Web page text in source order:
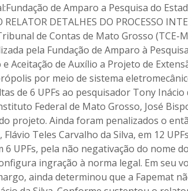
de Amparo a Pesquisa do
DETALHES DO PROCESSO
de Contas de Mato Grosso (TCE-
pela Fundação de Amparo à
Aceitação de Auxílio a Projeto de
por meio de sistema
de 6 UPFs ao pesquisador Tony
Federal de Mato Grosso, José
projeto. Ainda foram penalizados o
Teles Carvalho da Silva, em 12
UPFs, pela não negativação do nome
ingração à norma legal. Em seu
ainda determinou que a Fapemat